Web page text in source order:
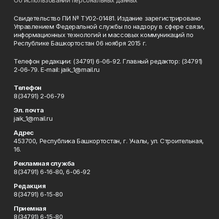
Свидетельство ПИ № ТУ02-01481. Издание зарегистрировано
Управлением Федеральной службы по надзору в сфере связи,
информационных технологий и массовых коммуникаций по
Республике Башкортостан 06 ноября 2015 г.
Телефон редакции: (34791) 6-06-92. Главный редактор: (34791)
2-06-79. Е-mаil: jaik_1@mail.ru
Телефон
8(34791) 2-06-79
Эл. почта
jaik_1@mail.ru
Адрес
453700, Республика Башкортостан, г. Учалы, ул. Строительная,
16.
Рекламная служба
8(34791) 6-16-80, 6-06-92
Редакция
8(34791) 6-15-80
Приемная
8(34791) 6-15-80